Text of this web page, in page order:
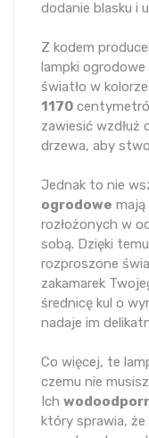
dodanie blasku i
Z kodem
lampki ogrodowe
światło w
1170
zawiesić wzdłuż
drzewa, aby
Jednak to nie
ogrodowe mają
rozłożonych w
sobą. Dzięki
rozproszone
zakamarek
średnicę kul o
nadaje im
Co więcej, te
czemu nie
Ich
który sprawia,